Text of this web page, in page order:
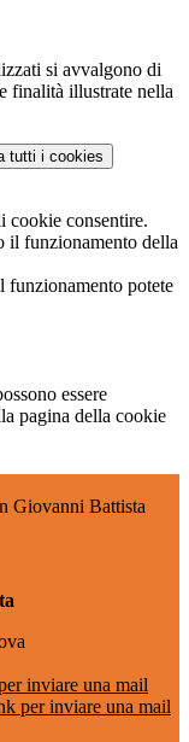
si avvalgono di
finalità illustrate nella
tutti i cookies
cookie consentire.
il funzionamento della
funzionamento potete
essere
pagina della cookie
Giovanni Battista
inviare una mail
per inviare una mail